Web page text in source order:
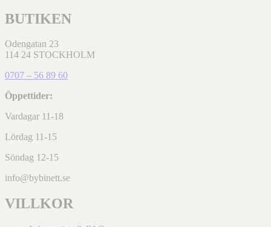
BUTIKEN
Odengatan 23
114 24 STOCKHOLM
0707 – 56 89 60
Öppettider:
Vardagar 11-18
Lördag 11-15
Söndag 12-15
info@bybinett.se
VILLKOR